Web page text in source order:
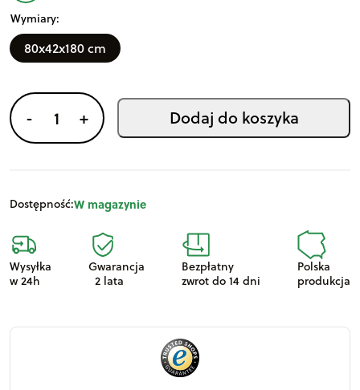
Wymiary:
80x42x180 cm
-
i
l
ć
o
n
c
+ Dodaj do koszyka
n
a
ti
e
:
Dostępność:W magazynie
Wysyłka
w 24h
Gwarancja
2 lata
Bezpłatny
zwrot do 14 dni
Polska
produkcja